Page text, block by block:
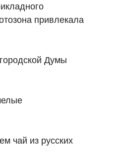
привлекала
Думы
чай из русских